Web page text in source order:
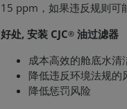
15 ppm，如果违反规则可
好处, 安装 CJC® 油过滤器
成本高效的舱底水清
降低违反环境法规的
降低惩罚风险